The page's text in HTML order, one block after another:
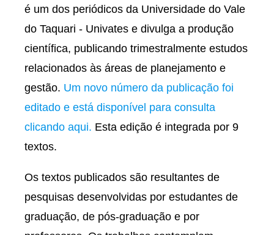
é um dos periódicos da Universidade do Vale
do Taquari - Univates e divulga a produção
científica, publicando trimestralmente estudos
relacionados às áreas de planejamento e
gestão. Um novo número da publicação foi
editado e está disponível para consulta
clicando aqui. Esta edição é integrada por 9
textos.
Os textos publicados são resultantes de
pesquisas desenvolvidas por estudantes de
graduação, de pós-graduação e por